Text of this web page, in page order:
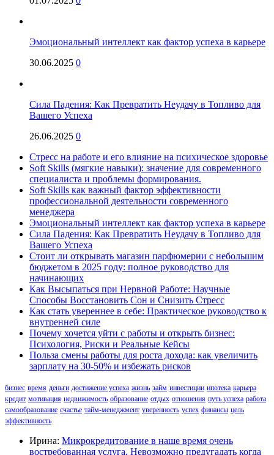
Эмоциональный интеллект как фактор успеха в карьере
30.06.2025 0
Сила Падения: Как Превратить Неудачу в Топливо для
Вашего Успеха
26.06.2025 0
Стресс на работе и его влияние на психическое здоровье
Soft Skills (мягкие навыки): значение для современного
специалиста и проблемы формирования.
Soft Skills как важный фактор эффективности
профессиональной деятельности современного
менеджера
Эмоциональный интеллект как фактор успеха в карьере
Сила Падения: Как Превратить Неудачу в Топливо для
Вашего Успеха
Стоит ли открывать магазин парфюмерии с небольшим
бюджетом в 2025 году: полное руководство для
начинающих
Как Высыпаться при Нервной Работе: Научные
Способы Восстановить Сон и Снизить Стресс
Как стать увереннее в себе: Практическое руководство к
внутренней силе
Почему хочется уйти с работы и открыть бизнес:
Психология, Риски и Реальные Кейсы
Польза смены работы для роста дохода: как увеличить
зарплату на 30-50% и избежать рисков
бизнес время деньги достижение успеха жизнь займ инвестиции ипотека карьера
кредит мотивация недвижимость образование отдых отношения путь успеха работа
самообразование счастье тайм-менеджмент уверенность успех финансы цель
эффективность
Ирина: Микрокредитование в наше время очень
востребованная услуга. Невозможно предугадать когда